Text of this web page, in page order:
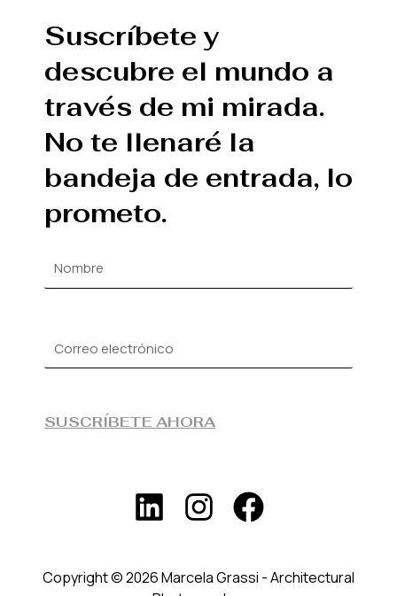
Suscríbete y
descubre el mundo a
través de mi mirada.
No te llenaré la
bandeja de entrada, lo
prometo.
SUSCRÍBETE AHORA
Copyright © 2026 Marcela Grassi - Architectural